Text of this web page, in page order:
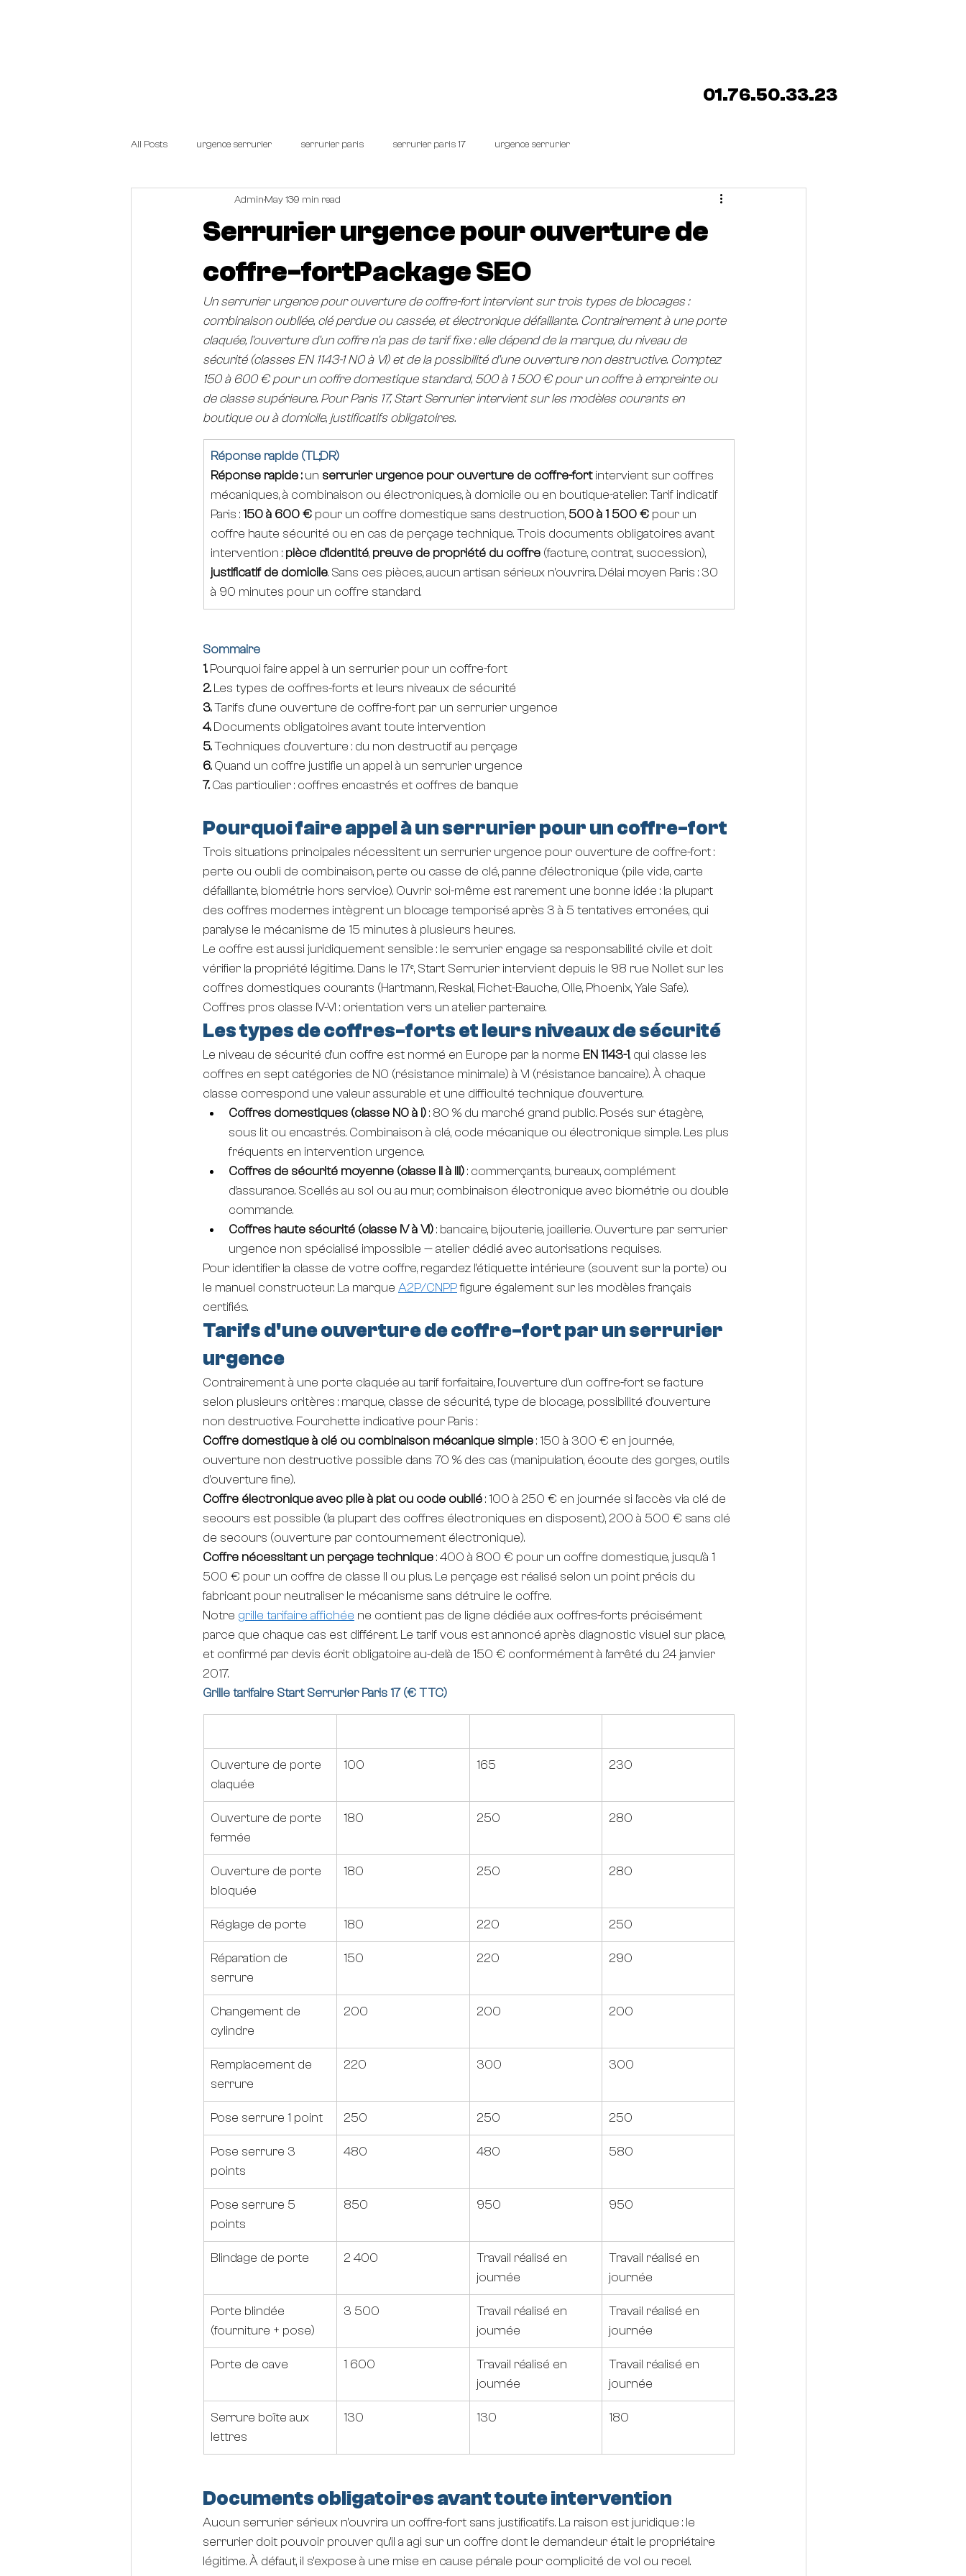
01.76.50.33.23
All Posts urgence serrurier serrurier paris serrurier paris 17 urgence serrurier
Serrurier urgence pour ouverture de
coffre-fortPackage SEO
AdminMay 139 min read
Un serrurier urgence pour ouverture de coffre-fort intervient sur trois types de blocages :
combinaison oubliée, clé perdue ou cassée, et électronique défaillante. Contrairement à une porte
claquée, l'ouverture d'un coffre n'a pas de tarif fixe : elle dépend de la marque, du niveau de
sécurité (classes EN 1143-1 N0 à VI) et de la possibilité d'une ouverture non destructive. Comptez
150 à 600 € pour un coffre domestique standard, 500 à 1 500 € pour un coffre à empreinte ou
de classe supérieure. Pour Paris 17, Start Serrurier intervient sur les modèles courants en
boutique ou à domicile, justificatifs obligatoires.
Réponse rapide (TL;DR)
Réponse rapide : un serrurier urgence pour ouverture de coffre-fort intervient sur coffres
mécaniques, à combinaison ou électroniques, à domicile ou en boutique-atelier. Tarif indicatif
Paris : 150 à 600 € pour un coffre domestique sans destruction, 500 à 1 500 € pour un
coffre haute sécurité ou en cas de perçage technique. Trois documents obligatoires avant
intervention : pièce d'identité, preuve de propriété du coffre (facture, contrat, succession),
justificatif de domicile. Sans ces pièces, aucun artisan sérieux n'ouvrira. Délai moyen Paris : 30
à 90 minutes pour un coffre standard.
Sommaire
1. Pourquoi faire appel à un serrurier pour un coffre-fort
2. Les types de coffres-forts et leurs niveaux de sécurité
3. Tarifs d'une ouverture de coffre-fort par un serrurier urgence
4. Documents obligatoires avant toute intervention
5. Techniques d'ouverture : du non destructif au perçage
6. Quand un coffre justifie un appel à un serrurier urgence
7. Cas particulier : coffres encastrés et coffres de banque
Pourquoi faire appel à un serrurier pour un coffre-fort
Trois situations principales nécessitent un serrurier urgence pour ouverture de coffre-fort :
perte ou oubli de combinaison, perte ou casse de clé, panne d'électronique (pile vide, carte
défaillante, biométrie hors service). Ouvrir soi-même est rarement une bonne idée : la plupart
des coffres modernes intègrent un blocage temporisé après 3 à 5 tentatives erronées, qui
paralyse le mécanisme de 15 minutes à plusieurs heures.
Le coffre est aussi juridiquement sensible : le serrurier engage sa responsabilité civile et doit
vérifier la propriété légitime. Dans le 17ᵉ, Start Serrurier intervient depuis le 98 rue Nollet sur les
coffres domestiques courants (Hartmann, Reskal, Fichet-Bauche, Olle, Phoenix, Yale Safe).
Coffres pros classe IV-VI : orientation vers un atelier partenaire.
Les types de coffres-forts et leurs niveaux de sécurité
Le niveau de sécurité d'un coffre est normé en Europe par la norme EN 1143-1, qui classe les
coffres en sept catégories de N0 (résistance minimale) à VI (résistance bancaire). À chaque
classe correspond une valeur assurable et une difficulté technique d'ouverture.
Coffres domestiques (classe N0 à I) : 80 % du marché grand public. Posés sur étagère,
sous lit ou encastrés. Combinaison à clé, code mécanique ou électronique simple. Les plus
fréquents en intervention urgence.
Coffres de sécurité moyenne (classe II à III) : commerçants, bureaux, complément
d'assurance. Scellés au sol ou au mur, combinaison électronique avec biométrie ou double
commande.
Coffres haute sécurité (classe IV à VI) : bancaire, bijouterie, joaillerie. Ouverture par serrurier
urgence non spécialisé impossible — atelier dédié avec autorisations requises.
Pour identifier la classe de votre coffre, regardez l'étiquette intérieure (souvent sur la porte) ou
le manuel constructeur. La marque A2P/CNPP figure également sur les modèles français
certifiés.
Tarifs d'une ouverture de coffre-fort par un serrurier
urgence
Contrairement à une porte claquée au tarif forfaitaire, l'ouverture d'un coffre-fort se facture
selon plusieurs critères : marque, classe de sécurité, type de blocage, possibilité d'ouverture
non destructive. Fourchette indicative pour Paris :
Coffre domestique à clé ou combinaison mécanique simple : 150 à 300 € en journée,
ouverture non destructive possible dans 70 % des cas (manipulation, écoute des gorges, outils
d'ouverture fine).
Coffre électronique avec pile à plat ou code oublié : 100 à 250 € en journée si l'accès via clé de
secours est possible (la plupart des coffres électroniques en disposent), 200 à 500 € sans clé
de secours (ouverture par contournement électronique).
Coffre nécessitant un perçage technique : 400 à 800 € pour un coffre domestique, jusqu'à 1
500 € pour un coffre de classe II ou plus. Le perçage est réalisé selon un point précis du
fabricant pour neutraliser le mécanisme sans détruire le coffre.
Notre grille tarifaire affichée ne contient pas de ligne dédiée aux coffres-forts précisément
parce que chaque cas est différent. Le tarif vous est annoncé après diagnostic visuel sur place,
et confirmé par devis écrit obligatoire au-delà de 150 € conformément à l'arrêté du 24 janvier
2017.
Grille tarifaire Start Serrurier Paris 17 (€ TTC)
Ouverture de porte
claquée
100 165 230
Ouverture de porte
fermée
180 250 280
Ouverture de porte
bloquée
180 250 280
Réglage de porte 180 220 250
Réparation de
serrure
150 220 290
Changement de
cylindre
200 200 200
Remplacement de
serrure
220 300 300
Pose serrure 1 point 250 250 250
Pose serrure 3
points
480 480 580
Pose serrure 5
points
850 950 950
Blindage de porte 2 400
Travail réalisé en
journée
Travail réalisé en
journée
Porte blindée
(fourniture + pose)
3 500
Travail réalisé en
journée
Travail réalisé en
journée
Porte de cave 1 600
Travail réalisé en
journée
Travail réalisé en
journée
Serrure boîte aux
lettres
130 130 180
Documents obligatoires avant toute intervention
Aucun serrurier sérieux n'ouvrira un coffre-fort sans justificatifs. La raison est juridique : le
serrurier doit pouvoir prouver qu'il a agi sur un coffre dont le demandeur était le propriétaire
légitime. À défaut, il s'expose à une mise en cause pénale pour complicité de vol ou recel.